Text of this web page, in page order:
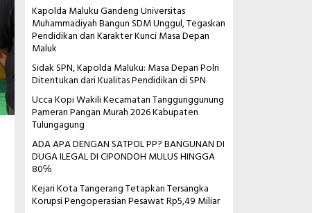
Kapolda Maluku Gandeng Universitas
Muhammadiyah Bangun SDM Unggul, Tegaskan
Pendidikan dan Karakter Kunci Masa Depan
Maluk
Sidak SPN, Kapolda Maluku: Masa Depan Polri
Ditentukan dari Kualitas Pendidikan di SPN
Ucca Kopi Wakili Kecamatan Tanggunggunung
Pameran Pangan Murah 2026 Kabupaten
Tulungagung
ADA APA DENGAN SATPOL PP? BANGUNAN DI
DUGA ILEGAL DI CIPONDOH MULUS HINGGA
80℅
Kejari Kota Tangerang Tetapkan Tersangka
Korupsi Pengoperasian Pesawat Rp5,49 Miliar